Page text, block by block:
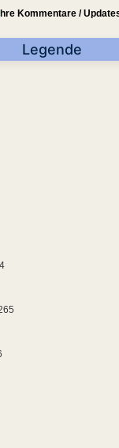
Ihre Kommentare /
Legende